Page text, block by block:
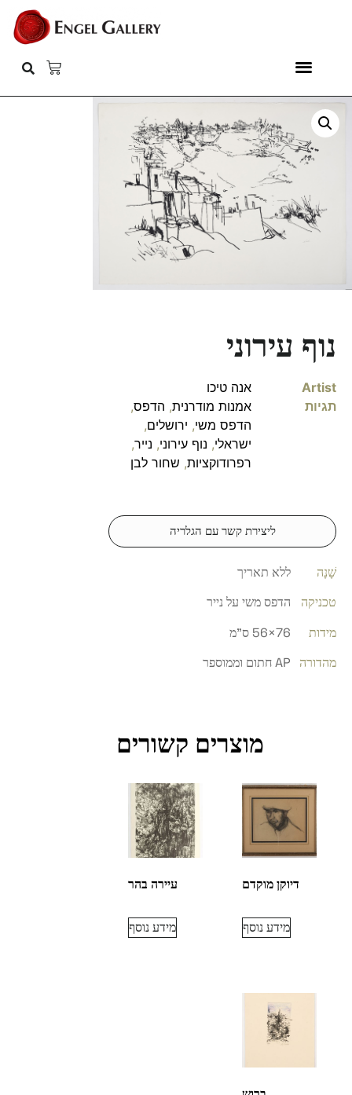
נוף עירוני
Artist
אנה טיכו
תגיות
אמנות מודרנית, הדפס,
הדפס משי, ירושלים,
ישראלי, נוף עירוני, נייר,
רפרודוקציות, שחור לבן
ליצירת קשר עם הגלריה
שָׁנָה
ללא תאריך
טכניקה
הדפס משי על נייר
מידות
76×56 ס"מ
מהדורה
AP חתום וממוספר
מוצרים קשורים
דיוקן מוקדם
מידע נוסף
עיירה בהר
מידע נוסף